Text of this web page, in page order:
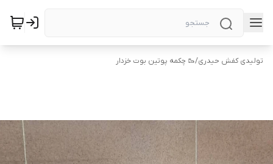
تولیدی کفش حیدری/🥾 چکمه پوتین بوت خزدار